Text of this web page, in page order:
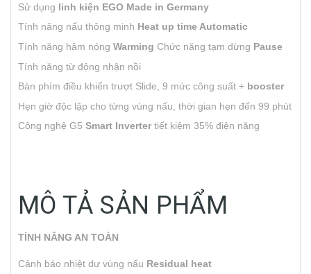
Sử dụng linh kiện EGO Made in Germany
Tính năng nấu thông minh Heat up time Automatic
Tính năng hâm nóng Warming Chức năng tạm dừng Pause
Tính năng từ động nhận nồi
Bàn phím điều khiển trượt Slide, 9 mức công suất + booster
Hẹn giờ độc lập cho từng vùng nấu, thời gian hẹn đến 99 phút
Công nghệ G5 Smart Inverter tiết kiệm 35% điện năng
MÔ TẢ SẢN PHẨM
TÍNH NĂNG AN TOÀN
Cảnh báo nhiệt dư vùng nấu Residual heat